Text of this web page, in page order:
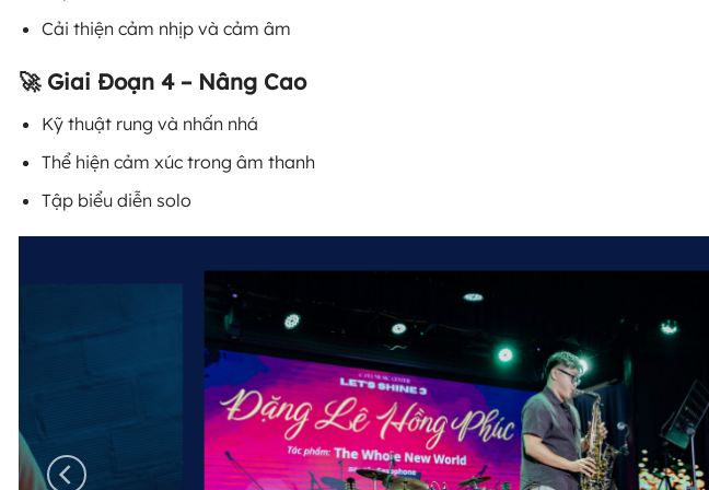
Cải thiện cảm nhịp và cảm âm
🚀 Giai Đoạn 4 – Nâng Cao
Kỹ thuật rung và nhấn nhá
Thể hiện cảm xúc trong âm thanh
Tập biểu diễn solo